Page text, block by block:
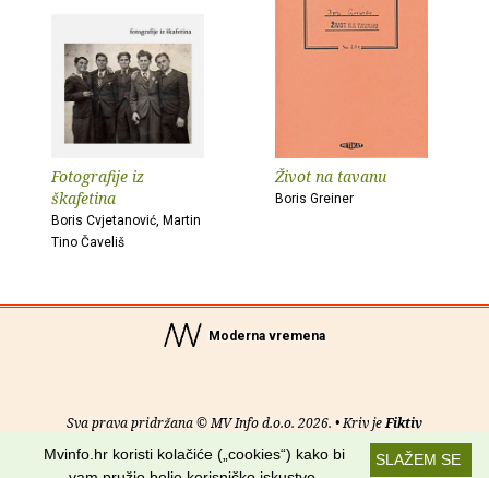
Fotografije iz
škafetina
Boris Cvjetanović, Martin
Tino Čaveliš
Život na tavanu
Boris Greiner
Moderna vremena
Sva prava pridržana © MV Info d.o.o. 2026. • Kriv jeFiktiv
Uvjeti korištenja RSS kanaliSLAŽEM SE
Mvinfo.hr koristi kolačiće („cookies“) kako bi